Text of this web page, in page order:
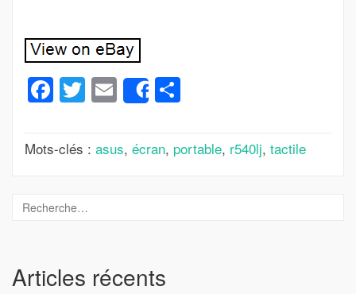
Facebook
Twitter
Email
Share
Mots-clés : asus, écran, portable, r540lj, tactile
Articles récents